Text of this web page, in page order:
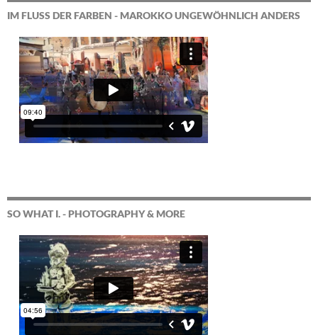
IM FLUSS DER FARBEN - MAROKKO UNGEWÖHNLICH ANDERS
SO WHAT I. - PHOTOGRAPHY & MORE